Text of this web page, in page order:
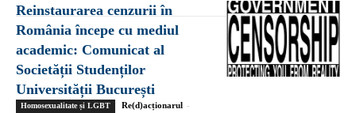
Reinstaurarea cenzurii în
România începe cu mediul
academic: Comunicat al
Societății Studenților
Universității București
Homosexualitate și LGBT Re(d)acționarul -